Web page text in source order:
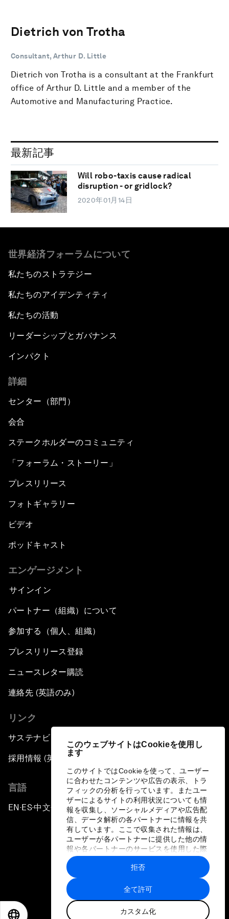
このウェブサイトはCookieを使用し
ます
このサイトではCookieを使って、ユーザー
に合わせたコンテンツや広告の表示、トラ
フィックの分析を行っています。またユー
ザーによるサイトの利用状況についても情
報を収集し、ソーシャルメディアや広告配
信、データ解析の各パートナーに情報を共
有しています。ここで収集された情報は、
ユーザーが各パートナーに提供した他の情
報や各パートナーのサービスを使用した際
に収集された情報と組み合わされ、各パー
トナーによって使用されることがありま
す。
全て許可
カスタム化
拒否
Dietrich von Trotha
Consultant, Arthur D. Little
Dietrich von Trotha is a consultant at the Frankfurt
office of Arthur D. Little and a member of the
Automotive and Manufacturing Practice.
最新記事
Will robo-taxis cause radical
disruption - or gridlock?
2020年01月14日
世界経済フォーラムについて
私たちのストラテジー
私たちのアイデンティティ
私たちの活動
リーダーシップとガバナンス
インパクト
詳細
センター（部門）
会合
ステークホルダーのコミュニティ
「フォーラム・ストーリー」
プレスリリース
フォトギャラリー
ビデオ
ポッドキャスト
エンゲージメント
サインイン
パートナー（組織）について
参加する（個人、組織）
プレスリリース登録
ニュースレター購読
連絡先 (英語のみ)
リンク
サステナビリティへの取り組み
採用情報 (英語のみ)
言語
EN ▪ES▪中文▪ 日本語
プライバシーポリシーと利用規約
サイトマップ
©
世界経済フォーラム